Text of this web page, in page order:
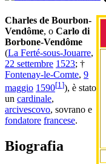
Charles de Bourbon-
Vendôme, o Carlo di
Borbone-Vendôme
(La Ferté-sous-Jouarre,
22 settembre 1523; †
Fontenay-le-Comte, 9
maggio 1590[1 ]), è stato
un cardinale,
arcivescovo, sovrano e
fondatore francese.
Biografia